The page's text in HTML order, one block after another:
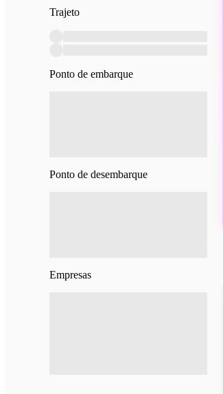
Trajeto
Ponto de embarque
Ponto de desembarque
Empresas